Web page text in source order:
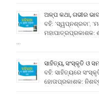
ଅଳ୍ପ କଥା, ଗଭୀର ଭାବ
ବହି: ‘ସ୍ୱପ୍ନଶ୍ରବା’,
ମହାପାତ୍ରପ୍ରକାଶକ:
ସାହିତ୍ୟ, ସଂସ୍କୃତି ଓ
ବହି: ସାହିତ୍ୟରେ
ହୋତାପ୍ରକାଶକ: